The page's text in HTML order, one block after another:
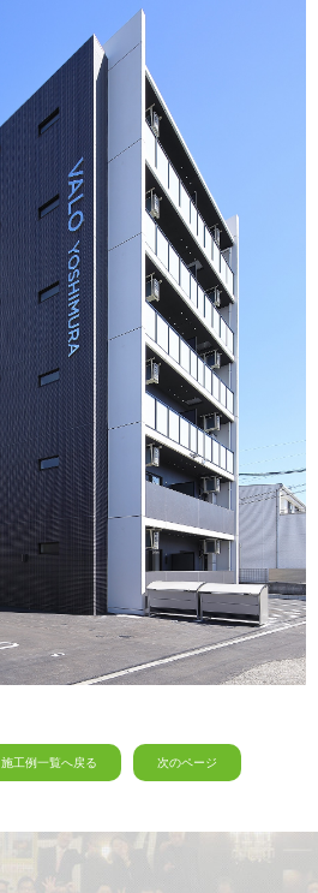
施工例一覧へ戻る 次のページ